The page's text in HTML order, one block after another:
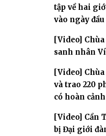
tập về hai
vào ngày
[Video]
sanh nhân
[Video]
và trao 220
có hoàn
[Video] Cần
bị Đại giới